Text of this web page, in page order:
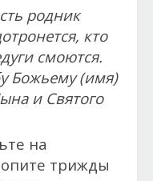
родник
кто
смоются.
Божьему (имя)
и Святого
на
трижды